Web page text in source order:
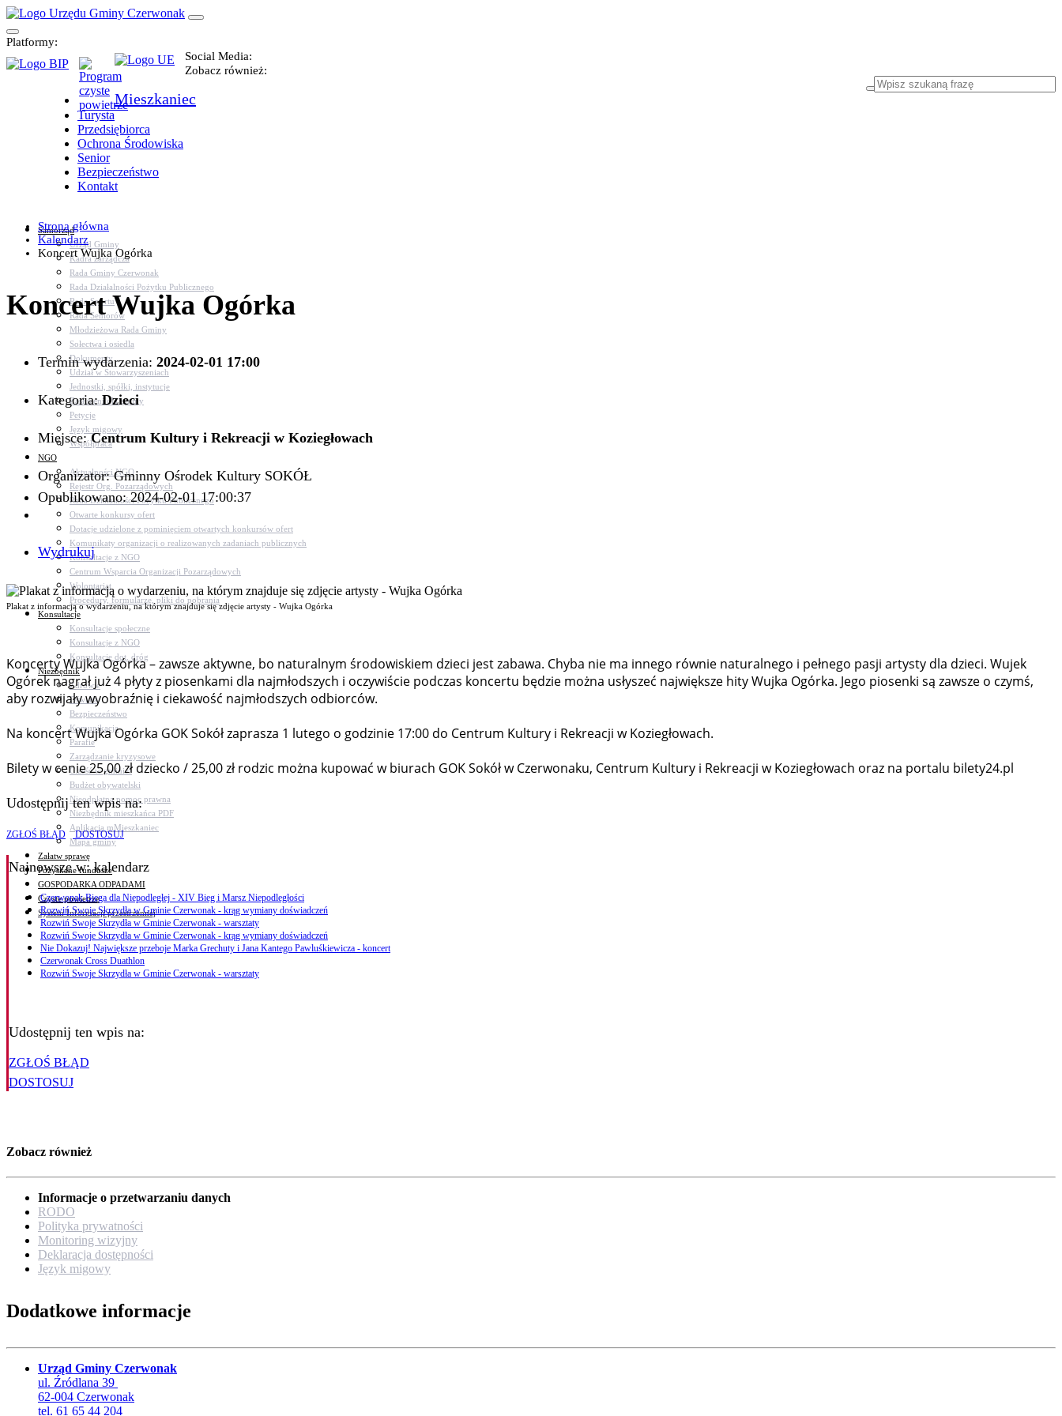
Platformy:
Social Media:
Zobacz również:
Mieszkaniec
Turysta
Przedsiębiorca
Ochrona Środowiska
Senior
Bezpieczeństwo
Kontakt
Samorząd
Urząd Gminy
Kadra zarządcza
Rada Gminy Czerwonak
Rada Działalności Pożytku Publicznego
Rada Sportu
Rada Seniorów
Młodzieżowa Rada Gminy
Sołectwa i osiedla
Dokumenty
Udział w Stowarzyszeniach
Jednostki, spółki, instytucje
Zasłużeni dla gminy
Petycje
Język migowy
Współpraca
NGO
Aktualności NGO
Rejestr Org. Pozarządowych
Rada Działalności Pożytku Publicznego
Otwarte konkursy ofert
Dotacje udzielone z pominięciem otwartych konkursów ofert
Komunikaty organizacji o realizowanych zadaniach publicznych
Konsultacje z NGO
Centrum Wsparcia Organizacji Pozarządowych
Wolontariat
Procedury, formularze, pliki do pobrania
Konsultacje
Konsultacje społeczne
Konsultacje z NGO
Konsultacje dot. dróg
Niezbędnik
Zdrowie
Oświata
Bezpieczeństwo
Komunikacja
Parafie
Zarządzanie kryzysowe
C.ześć w gminie!
Budżet obywatelski
Nieodpłatna pomoc prawna
Niezbędnik mieszkańca PDF
Aplikacja mMieszkaniec
Mapa gminy
Załatw sprawę
Pozyskane fundusze
GOSPODARKA ODPADAMI
Czyste powietrze
System Informacji przestrzennej
Strona główna
Kalendarz
Koncert Wujka Ogórka
Koncert Wujka Ogórka
Termin wydarzenia: 2024-02-01 17:00
Kategoria:Dzieci
Miejsce:Centrum Kultury i Rekreacji w Koziegłowach
Organizator: Gminny Ośrodek Kultury SOKÓŁ
Opublikowano: 2024-02-01 17:00:37
Wydrukuj
Plakat z informacją o wydarzeniu, na którym znajduje się zdjęcie artysty - Wujka Ogórka
Koncerty Wujka Ogórka – zawsze aktywne, bo naturalnym środowiskiem dzieci jest zabawa. Chyba nie ma innego równie naturalnego i pełnego pasji artysty dla dzieci. Wujek
Ogórek nagrał już 4 płyty z piosenkami dla najmłodszych i oczywiście podczas koncertu będzie można usłyszeć największe hity Wujka Ogórka. Jego piosenki są zawsze o czymś,
aby rozwijały wyobraźnię i ciekawość najmłodszych odbiorców.
Na koncert Wujka Ogórka GOK Sokół zaprasza 1 lutego o godzinie 17:00 do Centrum Kultury i Rekreacji w Koziegłowach.
Bilety w cenie 25,00 zł dziecko / 25,00 zł rodzic można kupować w biurach GOK Sokół w Czerwonaku, Centrum Kultury i Rekreacji w Koziegłowach oraz na portalu bilety24.pl
Udostępnij ten wpis na:
ZGŁOŚ BŁĄD DOSTOSUJ
Najnowszew: kalendarz
Czerwonak Biega dla Niepodległej - XIV Bieg i Marsz Niepodległości
Rozwiń Swoje Skrzydła w Gminie Czerwonak - krąg wymiany doświadczeń
Rozwiń Swoje Skrzydła w Gminie Czerwonak - warsztaty
Rozwiń Swoje Skrzydła w Gminie Czerwonak - krąg wymiany doświadczeń
Nie Dokazuj! Największe przeboje Marka Grechuty i Jana Kantego Pawluśkiewicza - koncert
Czerwonak Cross Duathlon
Rozwiń Swoje Skrzydła w Gminie Czerwonak - warsztaty
Udostępnij ten wpis na:
ZGŁOŚ BŁĄD
DOSTOSUJ
Zobacz również
Informacje o przetwarzaniu danych
RODO
Polityka prywatności
Monitoring wizyjny
Deklaracja dostępności
Język migowy
Dodatkowe informacje
Urząd Gminy Czerwonak
ul. Źródlana 39
62-004 Czerwonak
tel. 61 65 44 204